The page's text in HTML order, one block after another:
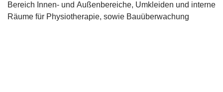
Bereich Innen- und Außenbereiche, Umkleiden und interne
Räume für Physiotherapie, sowie Bauüberwachung